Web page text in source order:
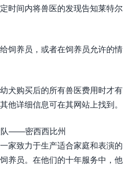
时间内将兽医的发现告知莱特尔
饲养员，或者在饲养员允许的情
犬购买后的所有兽医费用时才有
他详细信息可在其网站上找到。
队——密西西比州
家致力于生产适合家庭和表演的
养员。在他们的十年服务中，他